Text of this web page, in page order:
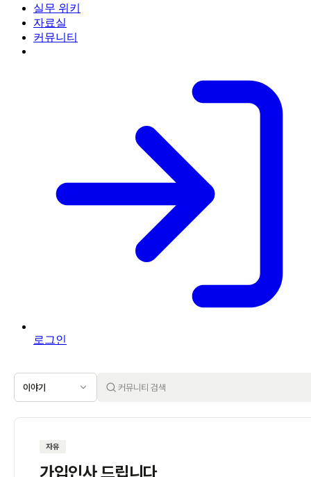
실무 위키
자료실
커뮤니티
로그인
이야기
자유
가입인사 드립니다